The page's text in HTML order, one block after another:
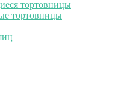
тортовницы
тортовницы